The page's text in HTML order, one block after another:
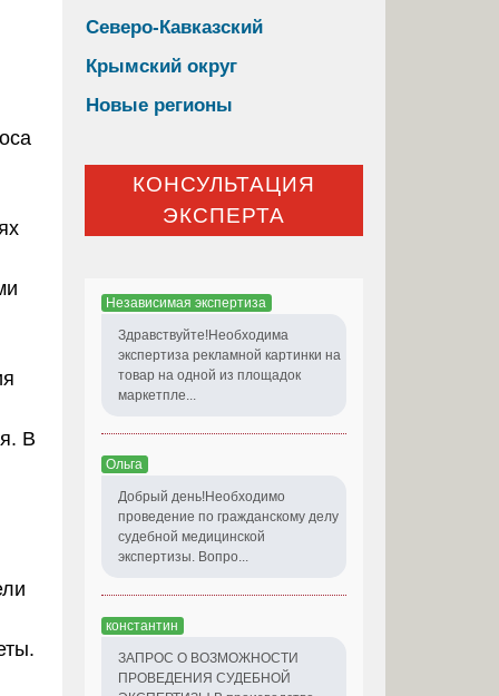
В
Северо-Кавказский
Крымский округ
Новые регионы
КОНСУЛЬТАЦИЯ
ЭКСПЕРТА
Независимая экспертиза
Здравствуйте!Необходима
экспертиза рекламной картинки на
товар на одной из площадок
маркетпле...
Ольга
Добрый день!Необходимо
проведение по гражданскому делу
судебной медицинской
экспертизы. Вопро...
константин
ЗАПРОС О ВОЗМОЖНОСТИ
ПРОВЕДЕНИЯ СУДЕБНОЙ